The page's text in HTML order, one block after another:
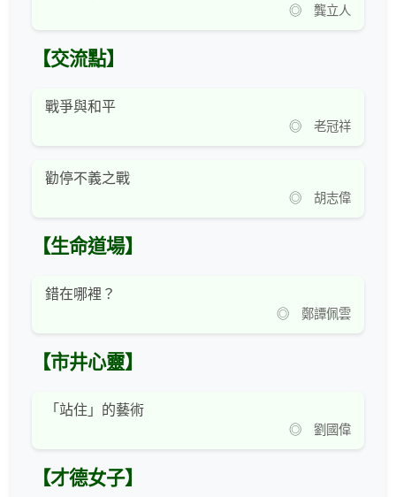
◎ 龔立人
【交流點】
戰爭與和平
◎ 老冠祥
勸停不義之戰
◎ 胡志偉
【生命道場】
錯在哪裡？
◎ 鄭譚佩雲
【市井心靈】
「站住」的藝術
◎ 劉國偉
【才德女子】